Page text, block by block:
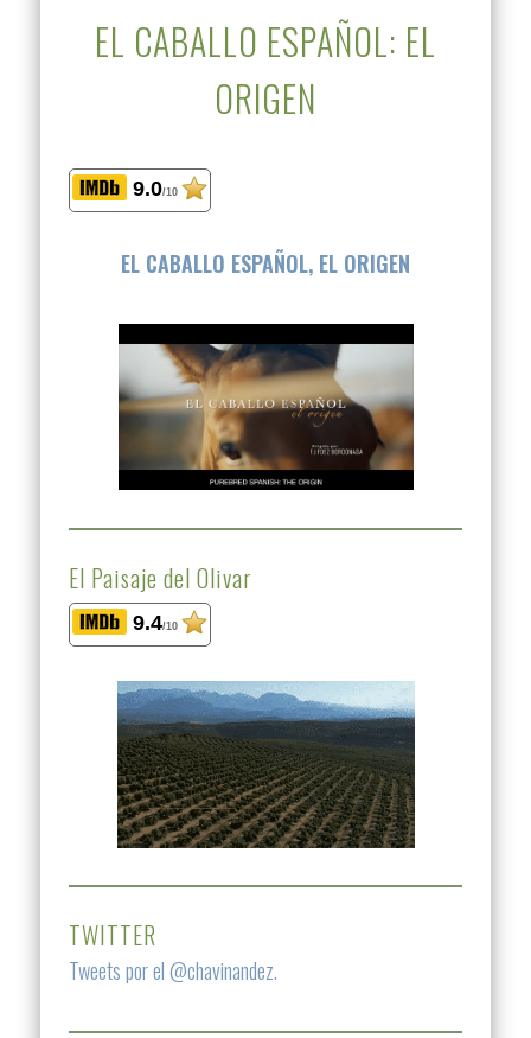
EL CABALLO ESPAÑOL: EL
ORIGEN
9.0/10
EL CABALLO ESPAÑOL, EL ORIGEN
El Paisaje del Olivar
9.4/10
TWITTER
Tweets por el @chavinandez.